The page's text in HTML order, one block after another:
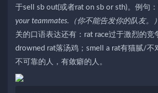
于sell sb out(或者rat on sb or sth)。例句：
your teammates.（你不能告发你的队友。）
关的口语表达还有：rat race过于激烈的
drowned rat落汤鸡；smell a rat有猫腻/不
不可靠的人，有敛癖的人。